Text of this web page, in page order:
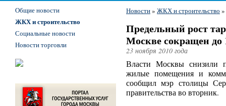
Новости» ЖКХ и строительство »
Предельный рост
Москве сокращен до
23 ноября 2010 года
Власти Москвы снизили
жилые помещения и
сообщил мэр столицы
правительства во вторник.
Общие новости
ЖКХ и строительство
Социальные новости
Новости торговли